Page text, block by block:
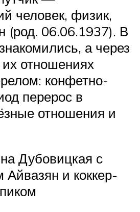
человек, физик,
(род. 06.06.1937). В
а через
отношениях
конфетно-
перерос в
отношения и
Дубовицкая с
и коккер-